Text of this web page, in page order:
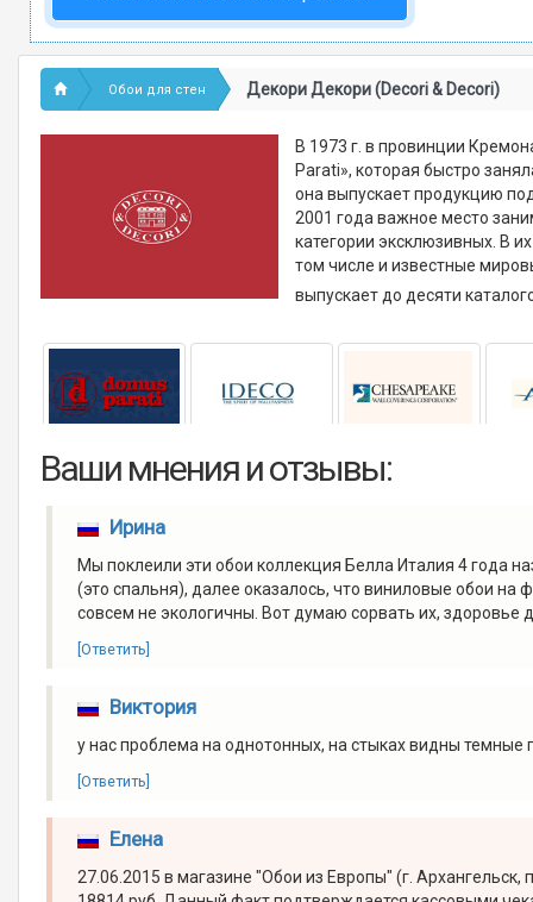
Обои для стен Декори Декори (Decori & Decori)
В 1973 г. в провинции
Parati», которая быстро
она выпускает продукцию
2001 года важное место
категории эксклюзивных. В
том числе и известные
выпускает до десяти
Ваши мнения и отзывы:
Ирина
Мы поклеили эти обои коллекция Белла Италия 4 года
(это спальня), далее оказалось, что виниловые обои на
совсем не экологичны. Вот думаю сорвать их, здоровье
[Ответить]
Виктория
у нас проблема на однотонных, на стыках видны темные
[Ответить]
Елена
27.06.2015 в магазине "Обои из Европы" (г.